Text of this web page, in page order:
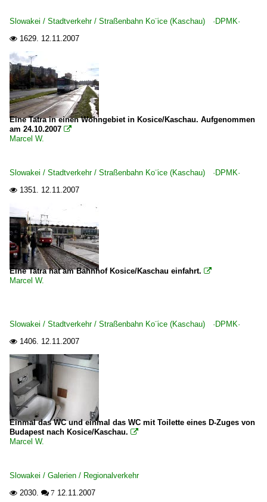
Slowakei / Stadtverkehr / Straßenbahn Ko¨ice (Kaschau) ·DPMK·
 1629. 12.11.2007
Eine Tatra in einen Wohngebiet in Kosice/Kaschau. Aufgenommen
am 24.10.2007 
Marcel W.
Slowakei / Stadtverkehr / Straßenbahn Ko¨ice (Kaschau) ·DPMK·
 1351. 12.11.2007
Eine Tatra hat am Bahnhof Kosice/Kaschau einfahrt. 
Marcel W.
Slowakei / Stadtverkehr / Straßenbahn Ko¨ice (Kaschau) ·DPMK·
 1406. 12.11.2007
Einmal das WC und einmal das WC mit Toilette eines D-Zuges von
Budapest nach Kosice/Kaschau. 
Marcel W.
Slowakei / Galerien / Regionalverkehr
 2030.  7 12.11.2007